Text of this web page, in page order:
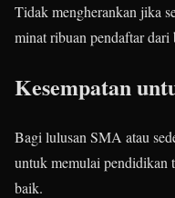
Tidak mengherankan jika
minat ribuan pendaftar dari
Kesempatan
Bagi lulusan SMA atau
untuk memulai pendidikan
baik.